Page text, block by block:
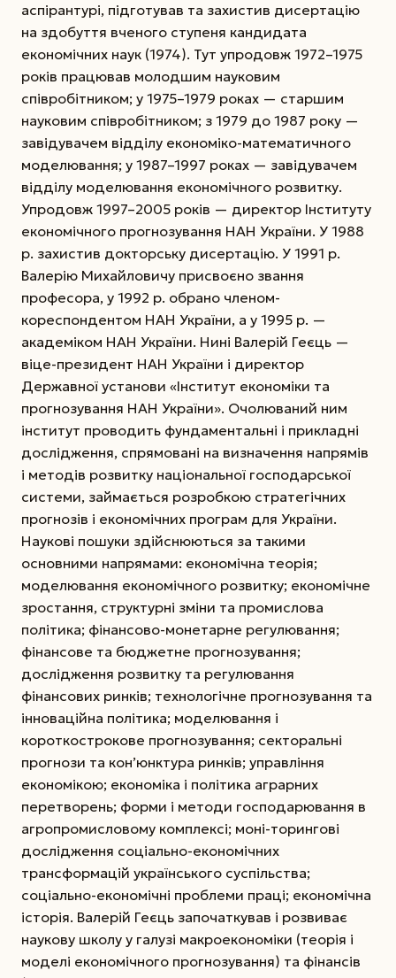
аспірантурі, підготував та захистив дисертацію
на здобуття вченого ступеня кандидата
економічних наук (1974). Тут упродовж 1972–1975
років працював молодшим науковим
співробітником; у 1975–1979 роках — старшим
науковим співробітником; з 1979 до 1987 року —
завідувачем відділу економіко-математичного
моделювання; у 1987–1997 роках — завідувачем
відділу моделювання економічного розвитку.
Упродовж 1997–2005 років — директор Інституту
економічного прогнозування НАН України. У 1988
р. захистив докторську дисертацію. У 1991 р.
Валерію Михайловичу присвоєно звання
професора, у 1992 р. обрано членом-
кореспондентом НАН України, а у 1995 р. —
академіком НАН України. Нині Валерій Геєць —
віце-президент НАН України і директор
Державної установи «Інститут економіки та
прогнозування НАН України». Очолюваний ним
інститут проводить фундаментальні і прикладні
дослідження, спрямовані на визначення напрямів
і методів розвитку національної господарської
системи, займається розробкою стратегічних
прогнозів і економічних програм для України.
Наукові пошуки здійснюються за такими
основними напрямами: економічна теорія;
моделювання економічного розвитку; економічне
зростання, структурні зміни та промислова
політика; фінансово-монетарне регулювання;
фінансове та бюджетне прогнозування;
дослідження розвитку та регулювання
фінансових ринків; технологічне прогнозування та
інноваційна політика; моделювання і
короткострокове прогнозування; секторальні
прогнози та кон’юнктура ринків; управління
економікою; економіка і політика аграрних
перетворень; форми і методи господарювання в
агропромисловому комплексі; моні-торингові
дослідження соціально-економічних
трансформацій українського суспільства;
соціально-економічні проблеми праці; економічна
історія. Валерій Геєць започаткував і розвиває
наукову школу у галузі макроекономіки (теорія і
моделі економічного прогнозування) та фінансів